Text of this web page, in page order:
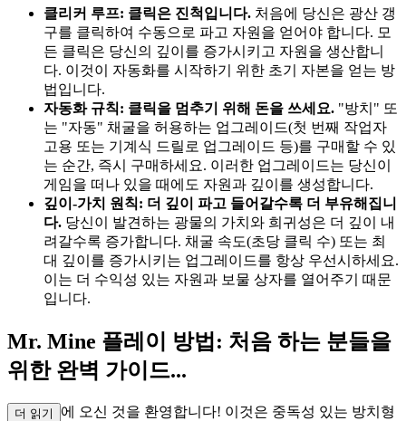
클리커 루프: 클릭은 진척입니다. 처음에 당신은 광산 갱
구를 클릭하여 수동으로 파고 자원을 얻어야 합니다. 모
든 클릭은 당신의 깊이를 증가시키고 자원을 생산합니
다. 이것이 자동화를 시작하기 위한 초기 자본을 얻는 방
법입니다.
자동화 규칙: 클릭을 멈추기 위해 돈을 쓰세요. "방치" 또
는 "자동" 채굴을 허용하는 업그레이드(첫 번째 작업자
고용 또는 기계식 드릴로 업그레이드 등)를 구매할 수 있
는 순간, 즉시 구매하세요. 이러한 업그레이드는 당신이
게임을 떠나 있을 때에도 자원과 깊이를 생성합니다.
깊이-가치 원칙: 더 깊이 파고 들어갈수록 더 부유해집니
다. 당신이 발견하는 광물의 가치와 희귀성은 더 깊이 내
려갈수록 증가합니다. 채굴 속도(초당 클릭 수) 또는 최
대 깊이를 증가시키는 업그레이드를 항상 우선시하세요.
이는 더 수익성 있는 자원과 보물 상자를 열어주기 때문
입니다.
Mr. Mine 플레이 방법: 처음 하는 분들을
위한 완벽 가이드...
Mr. Mine에 오신 것을 환영합니다! 이것은 중독성 있는 방치형
더 읽기